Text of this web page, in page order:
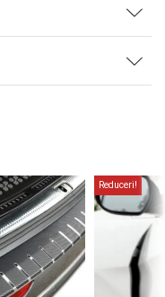
Reduceri!